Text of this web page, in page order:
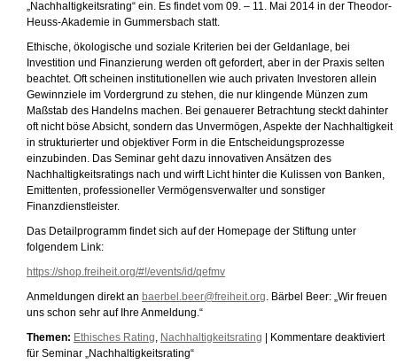
„Nachhaltigkeitsrating“ ein. Es findet vom 09. – 11. Mai 2014 in der Theodor-
Heuss-Akademie in Gummersbach statt.
Ethische, ökologische und soziale Kriterien bei der Geldanlage, bei
Investition und Finanzierung werden oft gefordert, aber in der Praxis selten
beachtet. Oft scheinen institutionellen wie auch privaten Investoren allein
Gewinnziele im Vordergrund zu stehen, die nur klingende Münzen zum
Maßstab des Handelns machen. Bei genauerer Betrachtung steckt dahinter
oft nicht böse Absicht, sondern das Unvermögen, Aspekte der Nachhaltigkeit
in strukturierter und objektiver Form in die Entscheidungsprozesse
einzubinden. Das Seminar geht dazu innovativen Ansätzen des
Nachhaltigkeitsratings nach und wirft Licht hinter die Kulissen von Banken,
Emittenten, professioneller Vermögensverwalter und sonstiger
Finanzdienstleister.
Das Detailprogramm findet sich auf der Homepage der Stiftung unter
folgendem Link:
https://shop.freiheit.org/#!/events/id/qefmv
Anmeldungen direkt an baerbel.beer@freiheit.org . Bärbel Beer: „Wir freuen
uns schon sehr auf Ihre Anmeldung.“
Themen: Ethisches Rating Nachhaltigkeitsrating
Kommentare deaktiviert
für Seminar „Nachhaltigkeitsrating“